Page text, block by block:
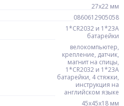
27х22 мм
0860612905058
1*CR2032 и 1*23A
батарейки
велокомпьютер,
крепление, датчик,
магнит на спицы,
1*CR2032 и 1*23A
батарейки, 4 стяжки,
инструкция на
английском языке
45х45х18 мм